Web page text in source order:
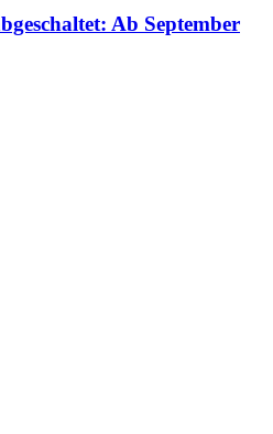
Ab September